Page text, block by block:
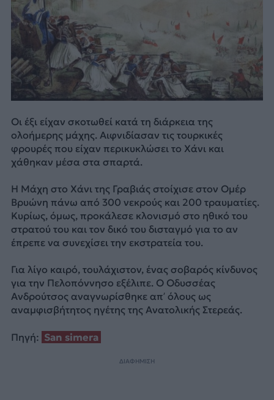
Οι έξι είχαν σκοτωθεί κατά τη διάρκεια της
ολοήμερης μάχης. Αιφνιδίασαν τις τουρκικές
φρουρές που είχαν περικυκλώσει το Χάνι και
χάθηκαν μέσα στα σπαρτά.
Η Μάχη στο Χάνι της Γραβιάς στοίχισε στον Ομέρ
Βρυώνη πάνω από 300 νεκρούς και 200 τραυματίες.
Κυρίως, όμως, προκάλεσε κλονισμό στο ηθικό του
στρατού του και τον δικό του δισταγμό για το αν
έπρεπε να συνεχίσει την εκστρατεία του.
Για λίγο καιρό, τουλάχιστον, ένας σοβαρός κίνδυνος
για την Πελοπόννησο εξέλιπε. Ο Οδυσσέας
Ανδρούτσος αναγνωρίσθηκε απ’ όλους ως
αναμφισβήτητος ηγέτης της Ανατολικής Στερεάς.
Πηγή: San simera
ΔΙΑΦΗΜΙΣΗ